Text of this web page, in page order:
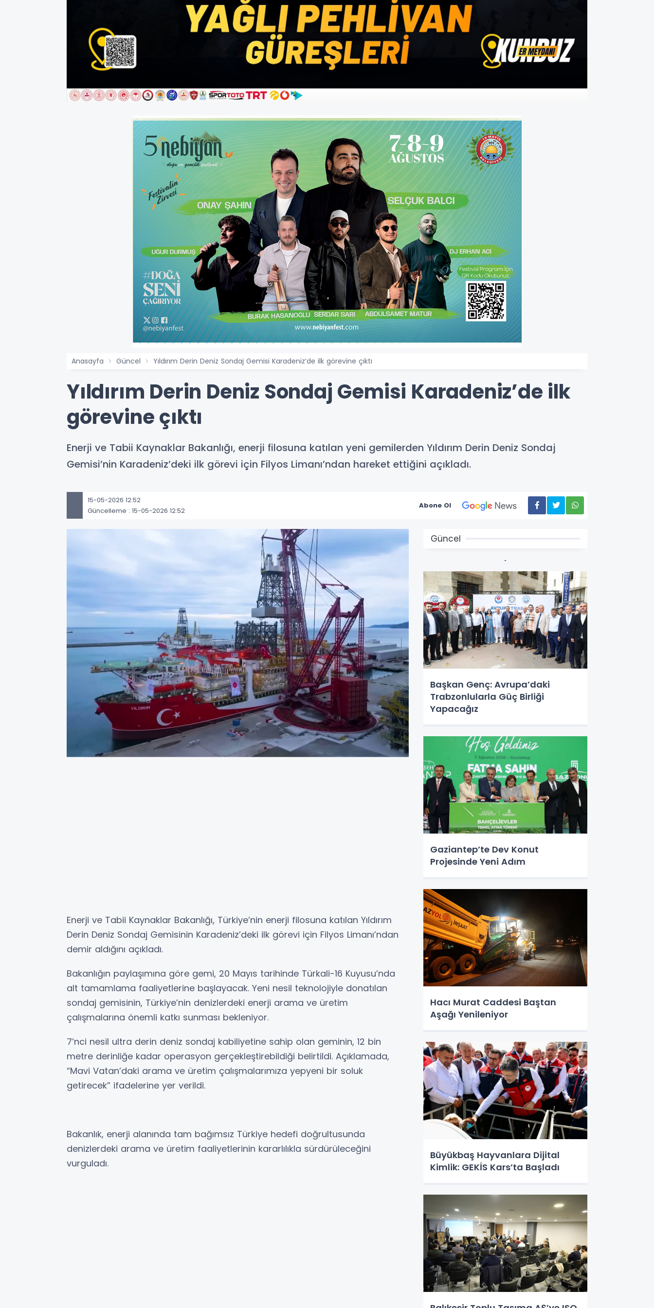
Anasayfa Güncel Yıldırım Derin Deniz Sondaj Gemisi Karadeniz’de ilk görevine çıktı
Yıldırım Derin Deniz Sondaj Gemisi Karadeniz’de ilk
görevine çıktı
Enerji ve Tabii Kaynaklar Bakanlığı, enerji filosuna katılan yeni gemilerden Yıldırım Derin Deniz Sondaj
Gemisi’nin Karadeniz’deki ilk görevi için Filyos Limanı’ndan hareket ettiğini açıkladı.
15-05-2026 12:52
Güncelleme : 15-05-2026 12:52
Abone Ol
Enerji ve Tabii Kaynaklar Bakanlığı, Türkiye’nin enerji filosuna katılan Yıldırım
Derin Deniz Sondaj Gemisinin Karadeniz’deki ilk görevi için Filyos Limanı’ndan
demir aldığını açıkladı.
Bakanlığın paylaşımına göre gemi, 20 Mayıs tarihinde Türkali-16 Kuyusu’nda
alt tamamlama faaliyetlerine başlayacak. Yeni nesil teknolojiyle donatılan
sondaj gemisinin, Türkiye’nin denizlerdeki enerji arama ve üretim
çalışmalarına önemli katkı sunması bekleniyor.
7’nci nesil ultra derin deniz sondaj kabiliyetine sahip olan geminin, 12 bin
metre derinliğe kadar operasyon gerçekleştirebildiği belirtildi. Açıklamada,
“Mavi Vatan’daki arama ve üretim çalışmalarımıza yepyeni bir soluk
getirecek” ifadelerine yer verildi.
Bakanlık, enerji alanında tam bağımsız Türkiye hedefi doğrultusunda
denizlerdeki arama ve üretim faaliyetlerinin kararlılıkla sürdürüleceğini
vurguladı.
Güncel
Başkan Genç: Avrupa’daki
Trabzonlularla Güç Birliği
Yapacağız
Gaziantep’te Dev Konut
Projesinde Yeni Adım
Hacı Murat Caddesi Baştan
Aşağı Yenileniyor
Büyükbaş Hayvanlara Dijital
Kimlik: GEKİS Kars’ta Başladı